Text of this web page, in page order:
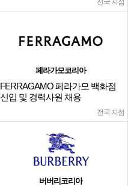
전국 지점
페라가모코리아
FERRAGAMO 페라가모 백화점
신입 및 경력사원 채용
전국 지점
버버리코리아